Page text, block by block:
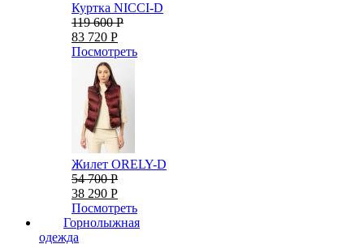
Куртка NICCI-D
119 600 Р
83 720 Р
Посмотреть
Жилет ORELY-D
54 700 Р
38 290 Р
Посмотреть
Горнолыжная
одежда